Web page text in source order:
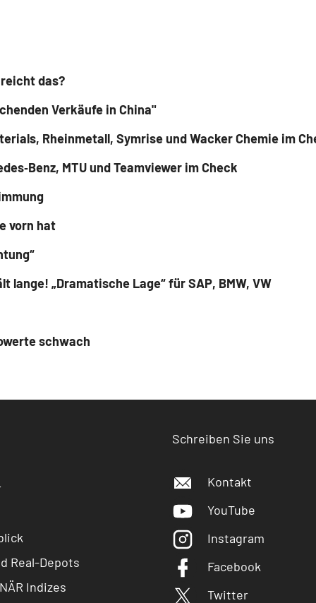
reicht das?
Verkäufe in China"
Rheinmetall, Symrise und Wacker Chemie im
MTU und Teamviewer im Check
vorn hat
„Dramatische Lage“ für SAP, BMW, VW
schwach
Real-Depots
Indizes
Schreiben Sie uns
Kontakt
YouTube
Instagram
Facebook
Twitter